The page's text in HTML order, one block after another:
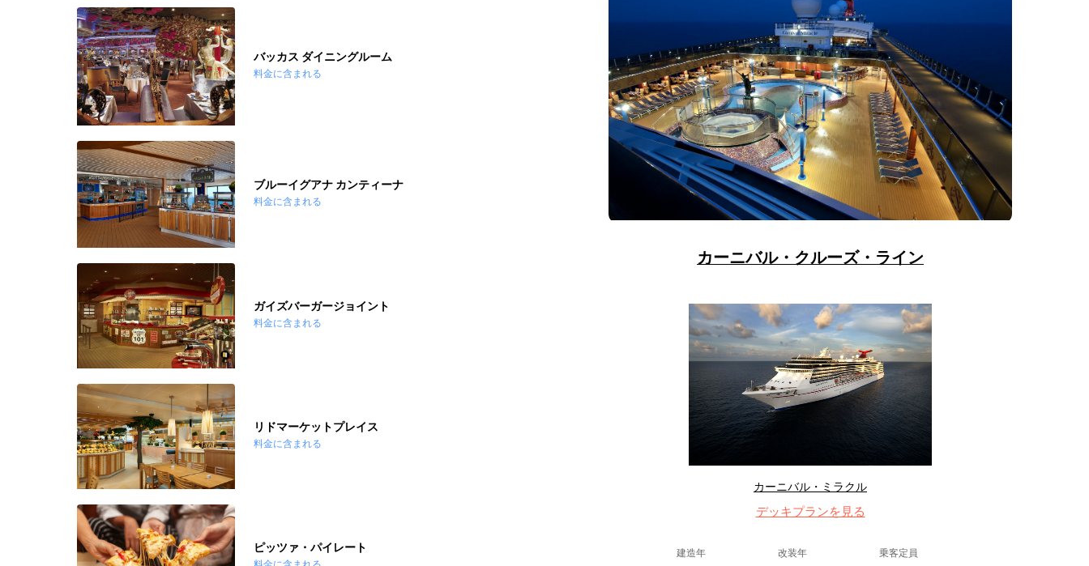
バッカス ダイニングルーム
料金に含まれる
ブルーイグアナ カンティーナ
料金に含まれる
ガイズバーガージョイント
料金に含まれる
リドマーケットプレイス
料金に含まれる
ピッツァ・パイレート
カーニバル・クルーズ・ライン
カーニバル・ミラクル
デッキプランを見る
建造年 改装年 乗客定員